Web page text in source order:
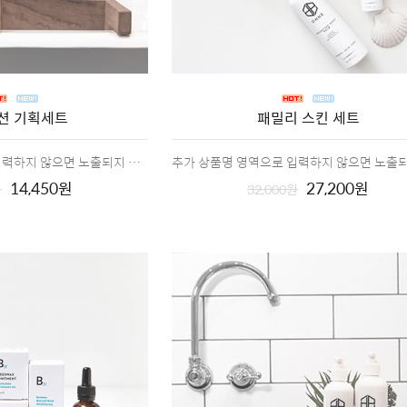
기획세트
추가 상품명 영역으로 입력하지 않으면 노출되지 않습니다
14,450원
패밀리 스킨 세트
32,000원 27,200원